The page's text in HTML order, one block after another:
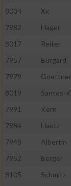
8034
Xx
7982
Hager
8017
Reiter
7957
Burgard
7979
Goettner
8019
Santos-
7991
Kern
7984
Hautz
7948
Albertin
7952
Berger
8105
Schmitz